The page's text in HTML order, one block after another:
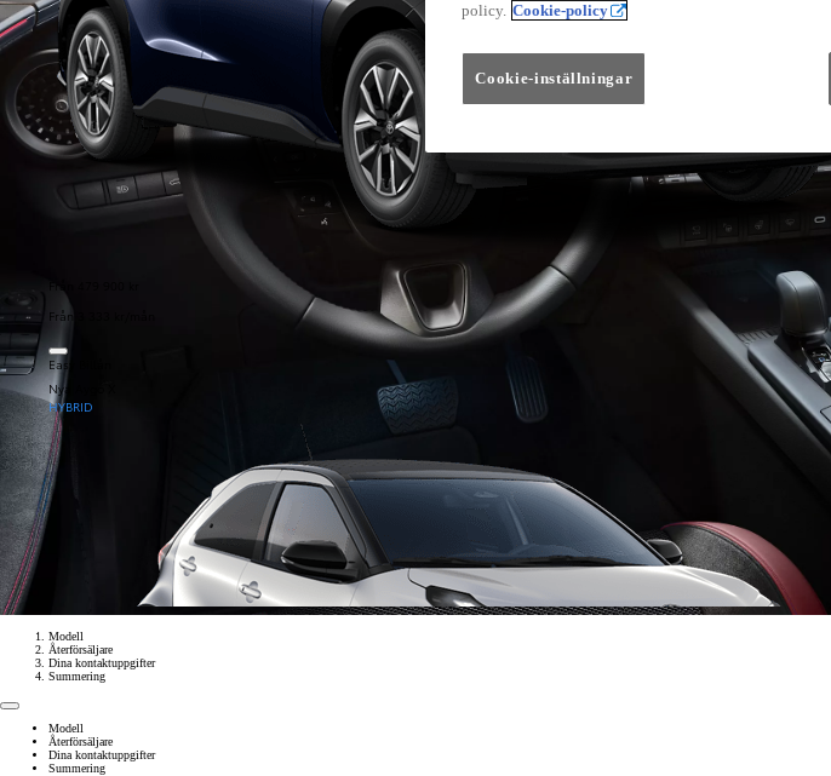
Från 3 333 kr/mån
Easy Billån
Nya Aygo X
HYBRID
Modell
Återförsäljare
Dina kontaktuppgifter
Summering
Modell
Återförsäljare
Dina kontaktuppgifter
Summering
policy. Cookie-policy
Cookie-inställningar